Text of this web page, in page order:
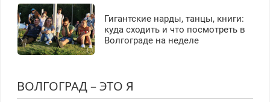
Гигантские нарды, танцы, книги:
куда сходить и что посмотреть в
Волгограде на неделе
ВОЛГОГРАД – ЭТО Я